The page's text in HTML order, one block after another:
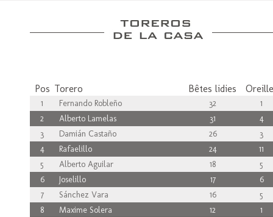
Pos Torero Bêtes lidies
1 Fernando Robleño 32
1
2
Alberto Lamelas 31
4
3
Damián Castaño 26
3
4
Rafaelillo 24
11
5
Alberto Aguilar 18
5
6
Joselillo 17
6
7
Sánchez Vara 16
5
8
Maxime Solera 12
1